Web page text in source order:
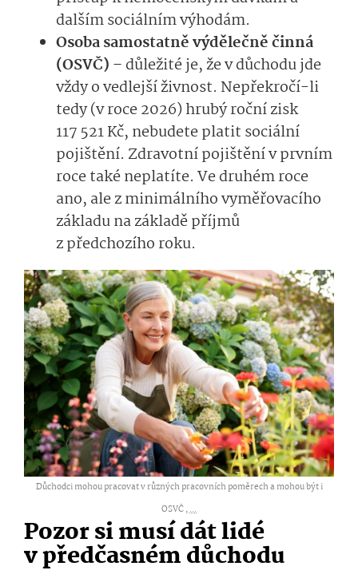
dalším sociálním výhodám.
Osoba samostatně výdělečně činná
(OSVČ) – důležité je, že v důchodu jde
vždy o vedlejší živnost. Nepřekročí-li
tedy (v roce 2026) hrubý roční zisk
117 521 Kč, nebudete platit sociální
pojištění. Zdravotní pojištění v prvním
roce také neplatíte. Ve druhém roce
ano, ale z minimálního vyměřovacího
základu na základě příjmů
z předchozího roku.
Důchodci mohou pracovat v různých pracovních poměrech a mohou být i
OSVČ ,...
Pozor si musí dát lidé
v předčasném důchodu